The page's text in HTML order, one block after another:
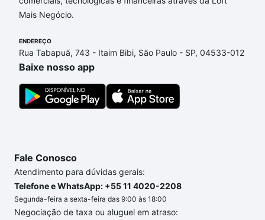
adequar ao seu orçamento. Se ainda tem alguma
compra, veja em nosso portal
um apartamento
e conte com a gente para comprar
o imóvel dos seus sonhos com segurança e
conforto. Loft, com você até as chaves.
Mais Negócio.
ENDEREÇO
Rua Tabapuã, 743 - Itaim Bibi, São Paulo - SP, 04533-012
Baixe nosso app
Fale Conosco
Atendimento para dúvidas gerais:
Telefone e WhatsApp: +55 11 4020-2208
Segunda-feira a sexta-feira das 9:00 às 18:00
Negociação de taxa ou aluguel em atraso: